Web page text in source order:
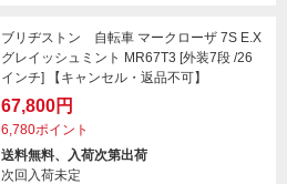
ブリヂストン 自転車 マークローザ 7S E.X
グレイッシュミント MR67T3 [外装7段 /26
インチ] 【キャンセル・返品不可】
67,800円
6,780ポイント
送料無料、入荷次第出荷
次回入荷未定